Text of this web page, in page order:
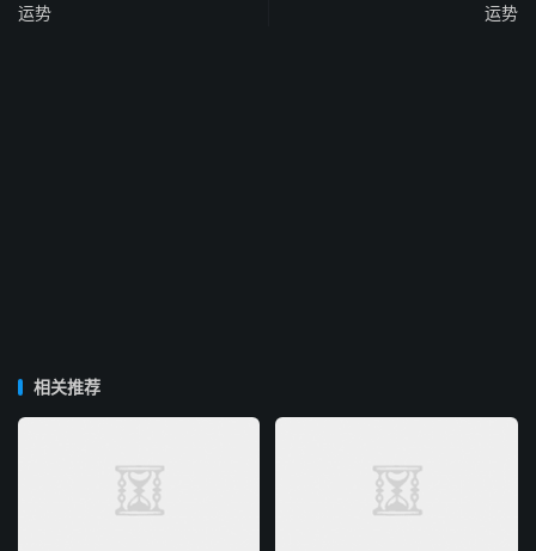
运势
运势
相关推荐